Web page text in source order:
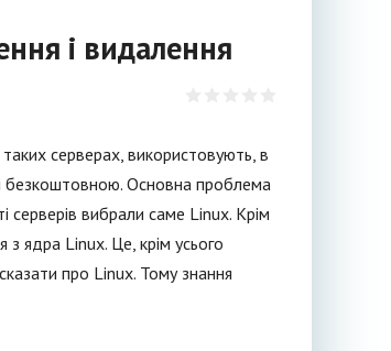
і видалення
серверах, використовують, в
Основна проблема
серверів вибрали саме Linux. Крім
ядра Linux. Це, крім усього
про Linux. Тому знання